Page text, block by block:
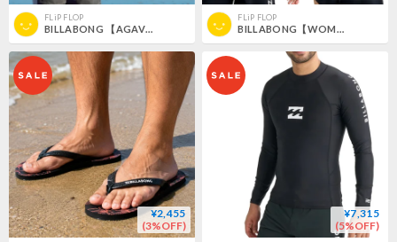
FLiP FLOP
BILLABONG 【AGAVE Tシャツ】 -ブラウン
FLiP FLOP
BILLABONG【WOMEN】 パーカー長袖ラッシュガード -ライトブルー
¥2,455
(3%OFF)
¥7,315
(5%OFF)